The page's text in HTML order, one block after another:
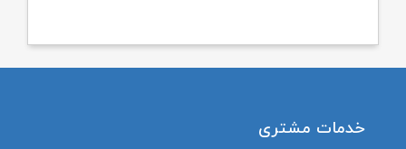
خدمات مشتری